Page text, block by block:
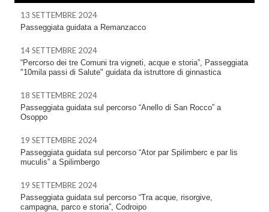
13 SETTEMBRE 2024
Passeggiata guidata a Remanzacco
14 SETTEMBRE 2024
“Percorso dei tre Comuni tra vigneti, acque e storia”, Passeggiata
"10mila passi di Salute" guidata da istruttore di ginnastica
18 SETTEMBRE 2024
Passeggiata guidata sul percorso “Anello di San Rocco” a
Osoppo
19 SETTEMBRE 2024
Passeggiata guidata sul percorso “Ator par Spilimberc e par lis
muculis” a Spilimbergo
19 SETTEMBRE 2024
Passeggiata guidata sul percorso “Tra acque, risorgive,
campagna, parco e storia”, Codroipo